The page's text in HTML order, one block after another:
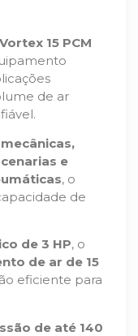
15 PCM
de ar
e
, o
de
de 3 HP, o
de ar de 15
eficiente para
de até 140